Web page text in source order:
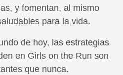
y fomentan, al mismo
para la vida.
de hoy, las estrategias
en Girls on the Run son
que nunca.